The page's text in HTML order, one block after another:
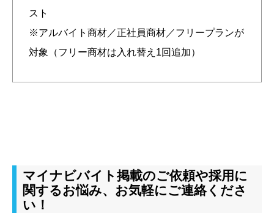
スト
※アルバイト商材／正社員商材／フリープランが
対象（フリー商材は入れ替え1回追加）
マイナビバイト掲載のご依頼や採用に
関するお悩み、お気軽にご連絡くださ
い！